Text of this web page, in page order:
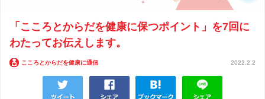
「こころとからだを健康に保つポイント」を7回に
わたってお伝えします。
こころとからだを健康に通信 2022.2.2